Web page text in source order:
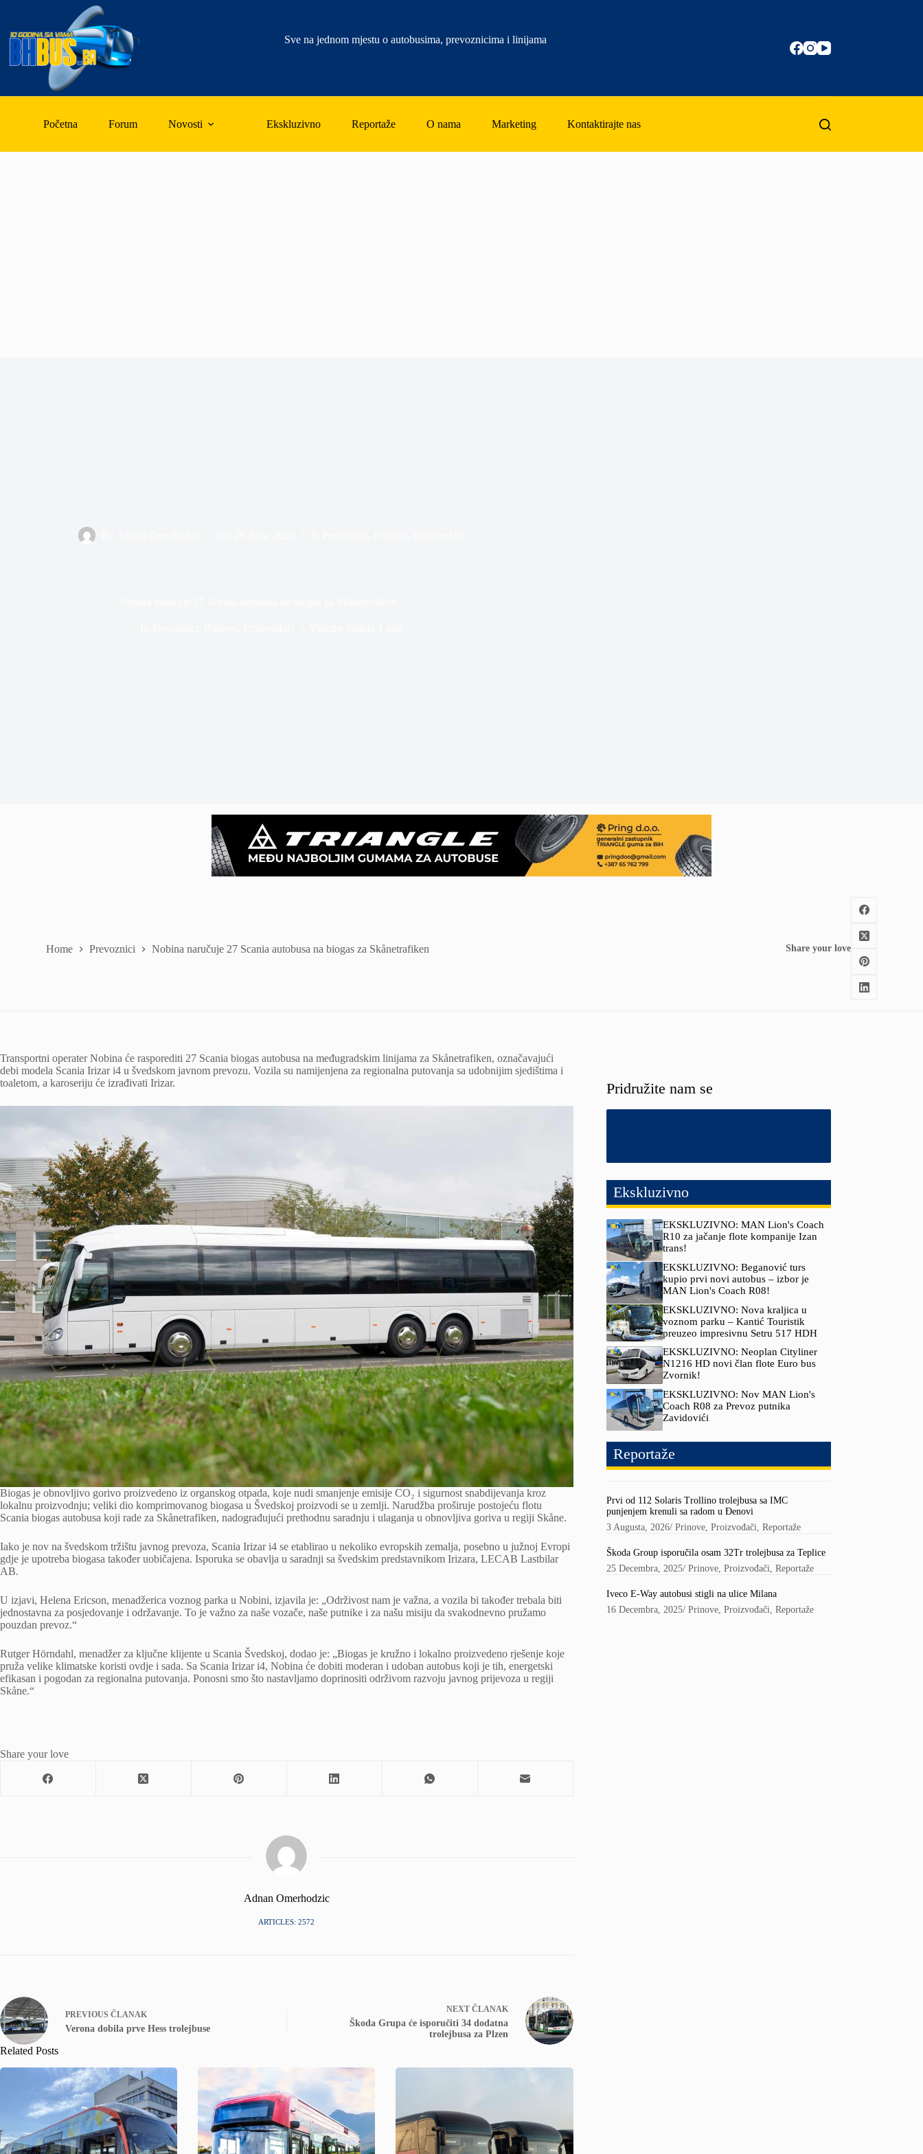
content
Sve na jednom mjestu o autobusima, prevoznicima i linijama
Početna Forum Novosti Ekskluzivno Reportaže O nama Marketing Kontaktirajte nas
Home Prevoznici Nobina naručuje 27 Scania autobusa na biogas za Skånetrafiken Share your love
Transportni operater Nobina će rasporediti 27 Scania biogas autobusa na međugradskim linijama za Skånetrafiken, označavajući
debi modela Scania Irizar i4 u švedskom javnom prevozu. Vozila su namijenjena za regionalna putovanja sa udobnijim sjedištima i
toaletom, a karoseriju će izrađivati ​​Irizar.
Biogas je obnovljivo gorivo proizvedeno iz organskog otpada, koje nudi smanjenje emisije CO₂ i sigurnost snabdijevanja kroz
lokalnu proizvodnju; veliki dio komprimovanog biogasa u Švedskoj proizvodi se u zemlji. Narudžba proširuje postojeću flotu
Scania biogas autobusa koji rade za Skånetrafiken, nadograđujući prethodnu saradnju i ulaganja u obnovljiva goriva u regiji Skåne.
Iako je nov na švedskom tržištu javnog prevoza, Scania Irizar i4 se etablirao u nekoliko evropskih zemalja, posebno u južnoj Evropi
gdje je upotreba biogasa također uobičajena. Isporuka se obavlja u saradnji sa švedskim predstavnikom Irizara, LECAB Lastbilar
AB.
U izjavi, Helena Ericson, menadžerica voznog parka u Nobini, izjavila je: „Održivost nam je važna, a vozila bi također trebala biti
jednostavna za posjedovanje i održavanje. To je važno za naše vozače, naše putnike i za našu misiju da svakodnevno pružamo
pouzdan prevoz.“
Rutger Hörndahl, menadžer za ključne klijente u Scania Švedskoj, dodao je: „Biogas je kružno i lokalno proizvedeno rješenje koje
pruža velike klimatske koristi ovdje i sada. Sa Scania Irizar i4, Nobina će dobiti moderan i udoban autobus koji je tih, energetski
efikasan i pogodan za regionalna putovanja. Ponosni smo što nastavljamo doprinositi održivom razvoju javnog prijevoza u regiji
Skåne.“
Share your love
Adnan Omerhodzic
ARTICLES: 2572
PREVIOUS ČLANAK
Verona dobila prve Hess trolejbuse
NEXT ČLANAK
Škoda Grupa će isporučiti 34 dodatna
trolejbusa za Plzen
Related Posts
Pridružite nam se
Ekskluzivno
EKSKLUZIVNO: MAN Lion's Coach
R10 za jačanje flote kompanije Izan
trans!
EKSKLUZIVNO: Beganović turs
kupio prvi novi autobus – izbor je
MAN Lion's Coach R08!
EKSKLUZIVNO: Nova kraljica u
voznom parku – Kantić Touristik
preuzeo impresivnu Setru 517 HDH
EKSKLUZIVNO: Neoplan Cityliner
N1216 HD novi član flote Euro bus
Zvornik!
EKSKLUZIVNO: Nov MAN Lion's
Coach R08 za Prevoz putnika
Zavidovići
Reportaže
Prvi od 112 Solaris Trollino trolejbusa sa IMC
punjenjem krenuli sa radom u Đenovi
3 Augusta, 2026/Prinove,Proizvođači,Reportaže
Škoda Group isporučila osam 32Tr trolejbusa za Teplice
25 Decembra, 2025/Prinove,Proizvođači,Reportaže
Iveco E-Way autobusi stigli na ulice Milana
16 Decembra, 2025/Prinove,Proizvođači,Reportaže